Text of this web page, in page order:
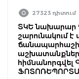
27323 դիտում
ՏԿԵ նախարար
շարունակում է
աշխատանքների